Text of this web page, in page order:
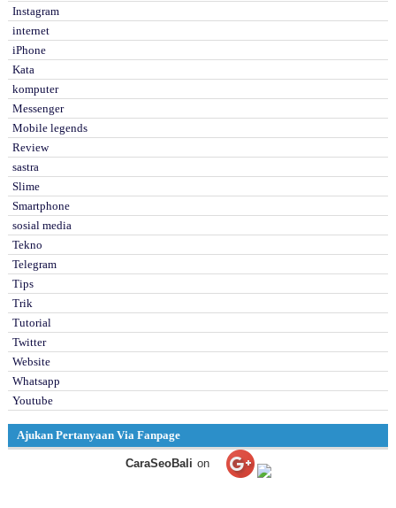
Instagram
internet
iPhone
Kata
komputer
Messenger
Mobile legends
Review
sastra
Slime
Smartphone
sosial media
Tekno
Telegram
Tips
Trik
Tutorial
Twitter
Website
Whatsapp
Youtube
Ajukan Pertanyaan Via Fanpage
CaraSeoBali on